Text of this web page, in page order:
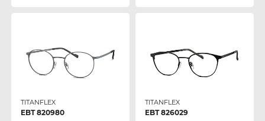
TITANFLEX
EBT 820980
TITANFLEX
EBT 826029